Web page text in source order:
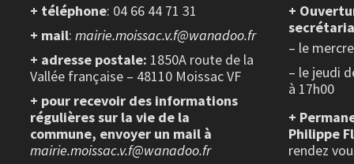
+ téléphone: 04 66 44 71 31
+ mail:mairie.moissac.v.f@wanadoo.fr
+ adresse postale: 1850A route de la
Vallée française – 48110 Moissac VF
+ pour recevoir des informations
régulières sur la vie de la
commune, envoyer un mail à
mairie.moissac.v.f@wanadoo.fr
+
– le
– le jeudi
à 17h00
+
Philippe
rendez